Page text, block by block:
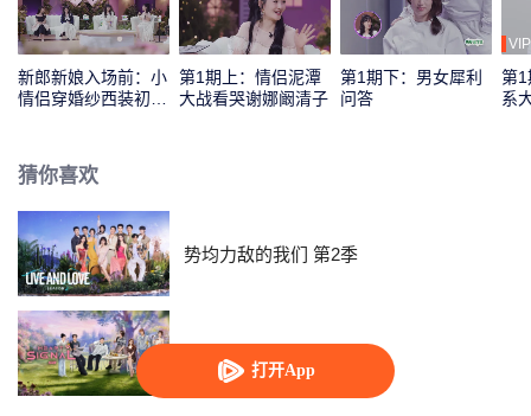
打开App
新郎新娘入场前：小
情侣穿婚纱西装初见
第1期上：情侣泥潭
大战看哭谢娜阚清子
第1期下：男女犀利
问答
VIP
第1
系
猜你喜欢
势均力敌的我们 第2季